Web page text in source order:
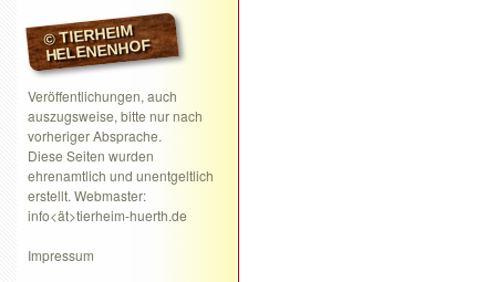
© TIERHEIM
HELENENHOF
Veröffentlichungen, auch
auszugsweise, bitte nur nach
vorheriger Absprache.
Diese Seiten wurden
ehrenamtlich und unentgeltlich
erstellt. Webmaster:
info<ät>tierheim-huerth.de
Impressum